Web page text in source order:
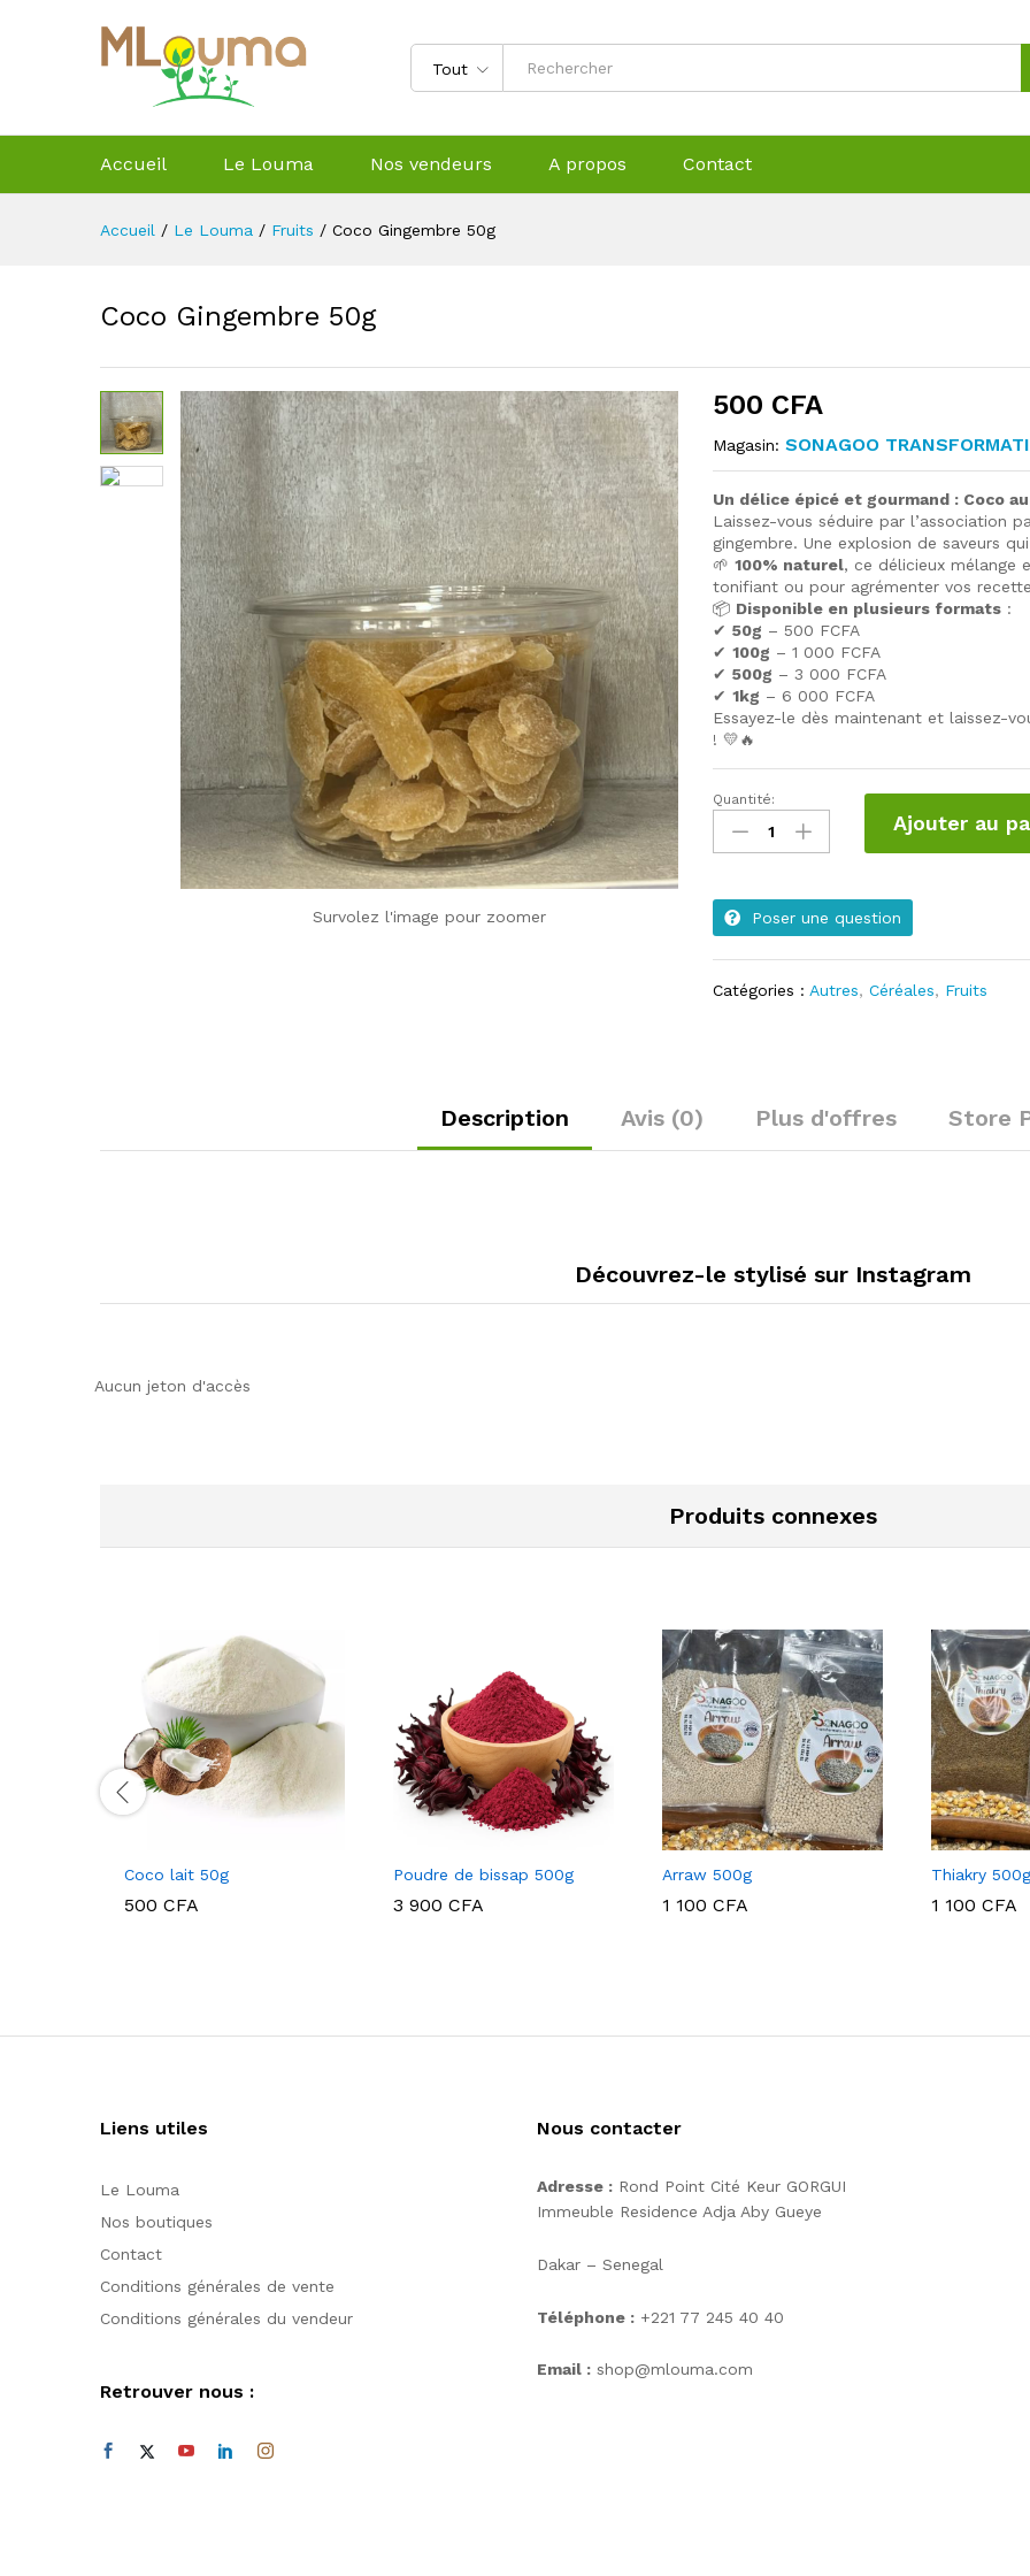
Tout
Accueil Le Louma Nos vendeurs A propos Contact
Accueil / Le Louma / Fruits / Coco Gingembre 50g
Coco Gingembre 50g
Survolez l'image pour zoomer
500 CFA
Magasin:SONAGOO
Un délice épicé et gourmand : Coco au
Laissez-vous séduire par l’association
gingembre. Une explosion de saveurs
🌱100% naturel, ce délicieux mélange
tonifiant ou pour agrémenter vos
📦 Disponible en plusieurs formats :
✔50g – 500 FCFA
✔100g – 1 000 FCFA
✔500g – 3 000 FCFA
✔1kg – 6 000 FCFA
Essayez-le dès maintenant et laissez-
! 💛🔥
Coco
Gingembre
50g
Quantité:
Ajouter au
Poser une question
Catégories :Autres,Céréales, Fruits
Description Avis (0) Plus d'offres Store
Découvrez-le stylisé sur Instagram
Aucun jeton d'accès
Produits connexes
Coco lait 50g
500 CFA
Poudre de bissap 500g
3 900 CFA
Arraw 500g
1 100 CFA
Thiakry 500g
1 100 CFA
Liens utiles
Le Louma
Nos boutiques
Contact
Conditions générales de vente
Conditions générales du vendeur
Retrouver nous :
Nous contacter
Adresse : Rond Point Cité Keur GORGUI
Immeuble Residence Adja Aby Gueye
Dakar – Senegal
Téléphone : +221 77 245 40 40
Email : shop@mlouma.com